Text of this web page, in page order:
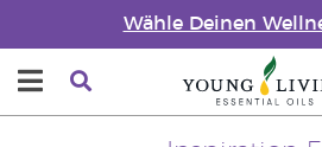
Wähle Deinen